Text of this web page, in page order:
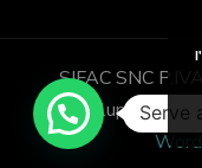
SIFAC SNC
Sviluppato da
Serve